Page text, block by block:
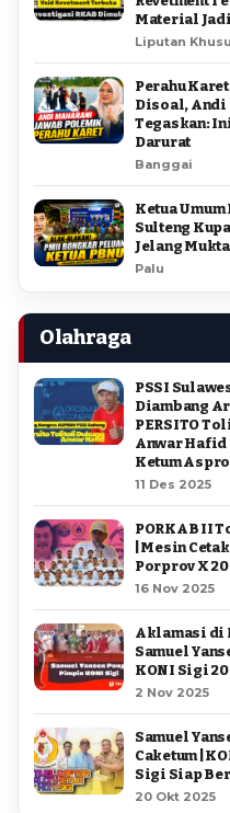
Material
Liputan
Perahu
Disoal, Andi
Tegaskan:
Darurat
Banggai
Ketua Umum
Sulteng
Jelang
Palu
Olahraga
PSSI
Diambang
PERSITO
Anwar Hafid
Ketum
11 Des 2025
PORKAB II
| Mesin
Porprov X
16 Nov 2025
Aklamasi di
Samuel
KONI Sigi
2 Nov 2025
Samuel
Caketum |
Sigi Siap
20 Okt 2025